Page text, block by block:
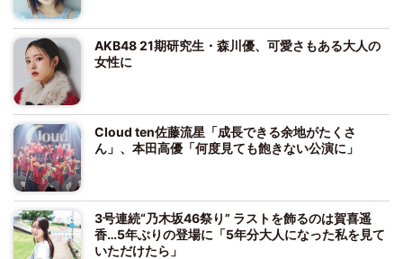
AKB48 21期研究生・森川優、可愛さもある大人の
女性に
Cloud ten佐藤流星「成長できる余地がたくさ
ん」、本田高優「何度見ても飽きない公演に」
3号連続“乃木坂46祭り” ラストを飾るのは賀喜遥
香…5年ぶりの登場に「5年分大人になった私を見て
いただけたら」